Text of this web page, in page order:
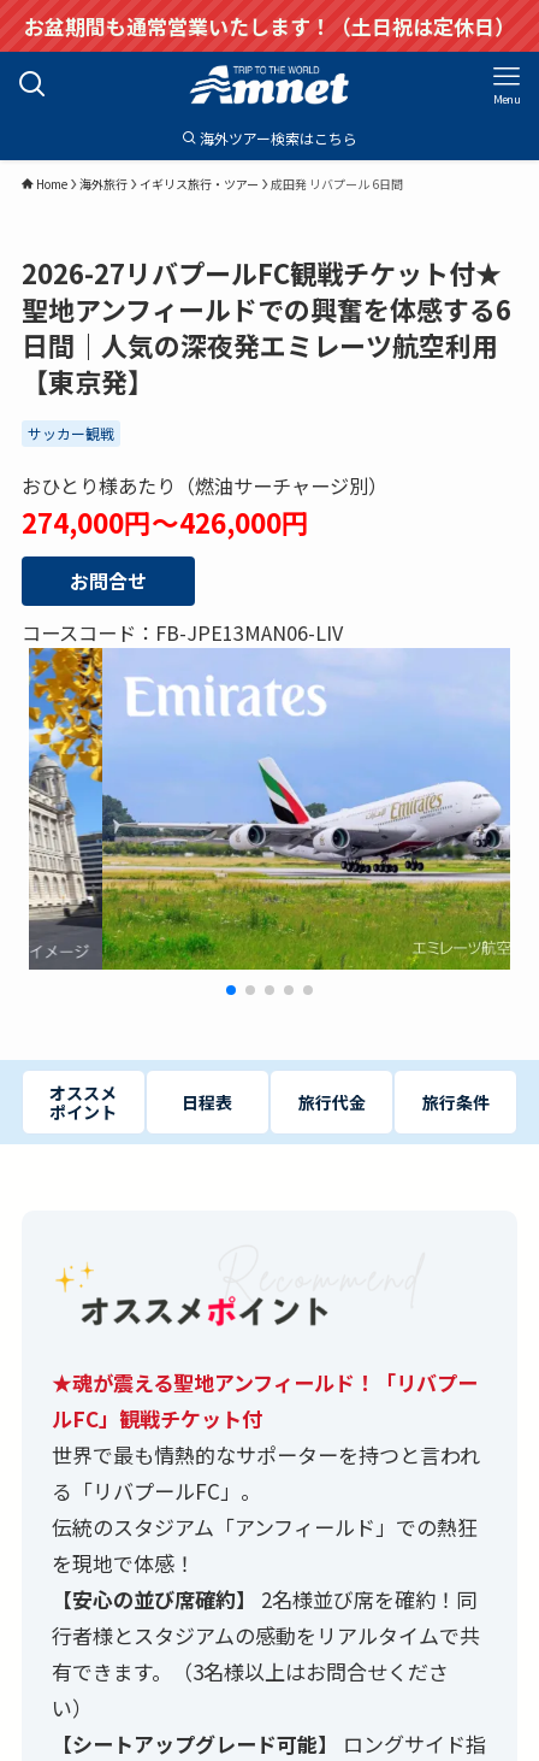
お盆期間も通常営業いたします！（土日祝は定休日）
Menu
海外ツアー検索はこちら
Home 海外旅行 イギリス旅行・ツアー 成田発 リバプール 6日間
2026-27リバプールFC観戦チケット付★
聖地アンフィールドでの興奮を体感する6
日間｜人気の深夜発エミレーツ航空利用
【東京発】
サッカー観戦
おひとり様あたり（燃油サーチャージ別）
274,000円～426,000円
お問合せ
コースコード：FB-JPE13MAN06-LIV
オススメ
ポイント
日程表 旅行代金 旅行条件
★魂が震える聖地アンフィールド！「リバプー
ルFC」観戦チケット付
世界で最も情熱的なサポーターを持つと言われ
る「リバプールFC」。
伝統のスタジアム「アンフィールド」での熱狂
を現地で体感！
【安心の並び席確約】
2名様並び席を確約！同
行者様とスタジアムの感動をリアルタイムで共
有できます。（3名様以上はお問合せくださ
い）
【シートアップグレード可能】
ロングサイド指